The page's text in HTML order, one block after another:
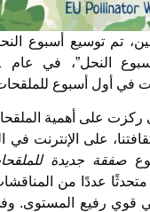
تم توسيع أسبوع النحل
ركزت على أهمية
صفقة جديدة
مشارك و56 متحدثًا عددًا من
رفيع المستوى.